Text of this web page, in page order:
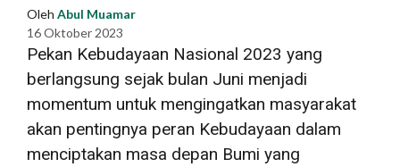
Oleh Abul Muamar
16 Oktober 2023
Pekan Kebudayaan Nasional 2023 yang
berlangsung sejak bulan Juni menjadi
momentum untuk mengingatkan masyarakat
akan pentingnya peran Kebudayaan dalam
menciptakan masa depan Bumi yang